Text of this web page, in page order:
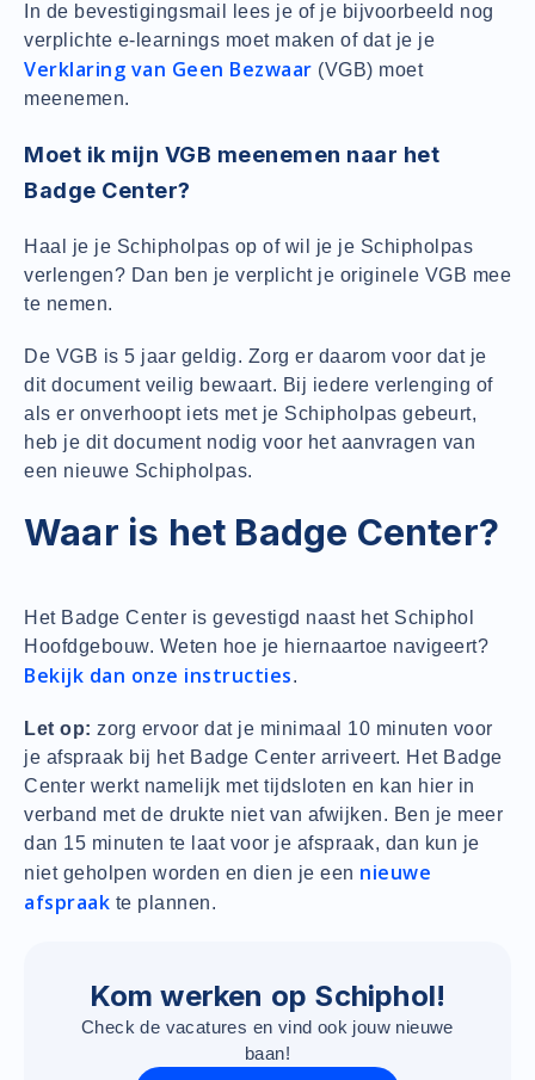
In de bevestigingsmail lees je of je bijvoorbeeld nog
verplichte e-learnings moet maken of dat je je
Verklaring van Geen Bezwaar (VGB) moet
meenemen.
Moet ik mijn VGB meenemen naar het
Badge Center?
Haal je je Schipholpas op of wil je je Schipholpas
verlengen? Dan ben je verplicht je originele VGB mee
te nemen.
De VGB is 5 jaar geldig. Zorg er daarom voor dat je
dit document veilig bewaart. Bij iedere verlenging of
als er onverhoopt iets met je Schipholpas gebeurt,
heb je dit document nodig voor het aanvragen van
een nieuwe Schipholpas.
Waar is het Badge Center?
Het Badge Center is gevestigd naast het Schiphol
Hoofdgebouw. Weten hoe je hiernaartoe navigeert?
Bekijk dan onze instructies.
Let op: zorg ervoor dat je minimaal 10 minuten voor
je afspraak bij het Badge Center arriveert. Het Badge
Center werkt namelijk met tijdsloten en kan hier in
verband met de drukte niet van afwijken. Ben je meer
dan 15 minuten te laat voor je afspraak, dan kun je
niet geholpen worden en dien je een nieuwe
afspraak te plannen.
Kom werken op Schiphol!
Check de vacatures en vind ook jouw nieuwe
baan!